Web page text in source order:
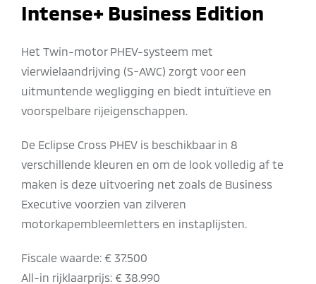
Intense+ Business Edition
Het Twin-motor PHEV-systeem met
vierwielaandrijving (S-AWC) zorgt voor een
uitmuntende wegligging en biedt intuïtieve en
voorspelbare rijeigenschappen.
De Eclipse Cross PHEV is beschikbaar in 8
verschillende kleuren en om de look volledig af te
maken is deze uitvoering net zoals de Business
Executive voorzien van zilveren
motorkapembleemletters en instaplijsten.
Fiscale waarde: € 37.500
All-in rijklaarprijs: € 38.990